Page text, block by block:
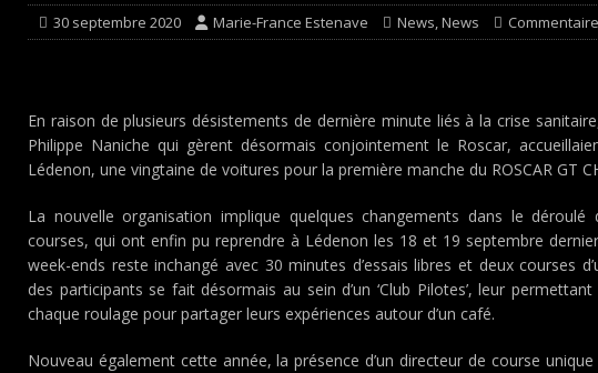
30 septembre 2020 Marie-France Estenave News,News
En raison de plusieurs désistements de dernière minute liés à la crise
Philippe Naniche qui gèrent désormais conjointement le Roscar,
Lédenon, une vingtaine de voitures pour la première manche du ROSCAR GT
La nouvelle organisation implique quelques changements dans le déroulé
courses, qui ont enfin pu reprendre à Lédenon les 18 et 19 septembre
week-ends reste inchangé avec 30 minutes d’essais libres et deux courses
des participants se fait désormais au sein d’un ‘Club Pilotes’, leur
chaque roulage pour partager leurs expériences autour d’un café.
Nouveau également cette année, la présence d’un directeur de course unique